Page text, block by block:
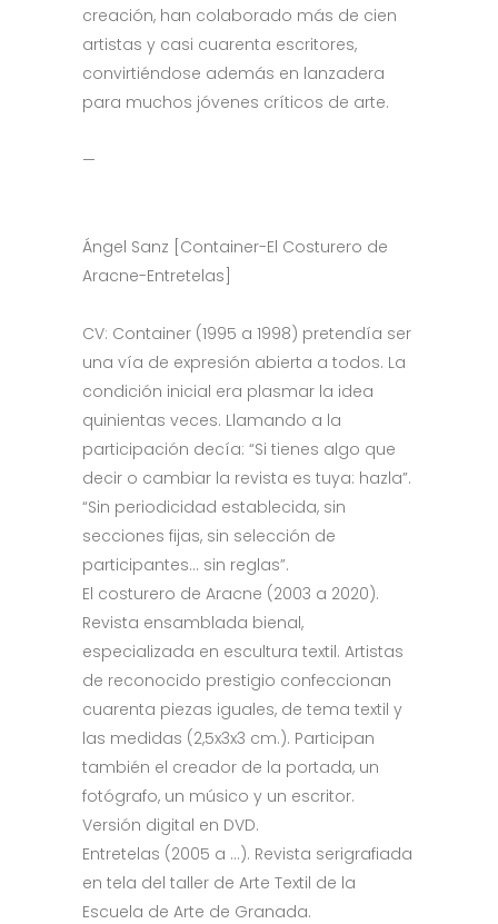
creación, han colaborado más de cien
artistas y casi cuarenta escritores,
convirtiéndose además en lanzadera
para muchos jóvenes críticos de arte.
—
Ángel Sanz [Container-El Costurero de
Aracne-Entretelas]
CV: Container (1995 a 1998) pretendía ser
una vía de expresión abierta a todos. La
condición inicial era plasmar la idea
quinientas veces. Llamando a la
participación decía: “Si tienes algo que
decir o cambiar la revista es tuya: hazla”.
“Sin periodicidad establecida, sin
secciones fijas, sin selección de
participantes… sin reglas”.
El costurero de Aracne (2003 a 2020).
Revista ensamblada bienal,
especializada en escultura textil. Artistas
de reconocido prestigio confeccionan
cuarenta piezas iguales, de tema textil y
las medidas (2,5x3x3 cm.). Participan
también el creador de la portada, un
fotógrafo, un músico y un escritor.
Versión digital en DVD.
Entretelas (2005 a …). Revista serigrafiada
en tela del taller de Arte Textil de la
Escuela de Arte de Granada.